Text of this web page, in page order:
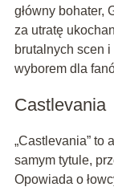
główny bohater,
za utratę
brutalnych scen
wyborem dla
Castlevania
„Castlevania” to
samym tytule,
Opowiada o